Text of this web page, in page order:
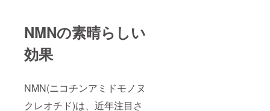
NMNの素晴らしい
効果
NMN(ニコチンアミドモノヌ
クレオチド)は、近年注目さ